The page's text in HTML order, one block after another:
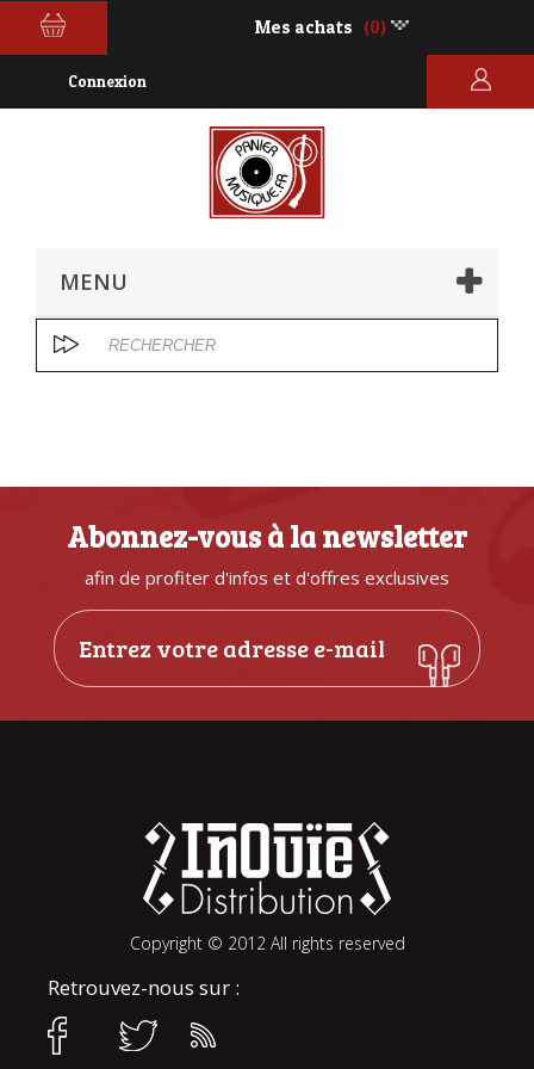
Mes achats (0)
Connexion
MENU
Abonnez-vous à la newsletter
afin de profiter d'infos et d'offres exclusives
Copyright © 2012 All rights reserved
Retrouvez-nous sur :